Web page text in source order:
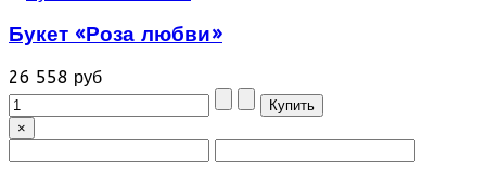
Букет «Роза любви»
26 558 руб
×